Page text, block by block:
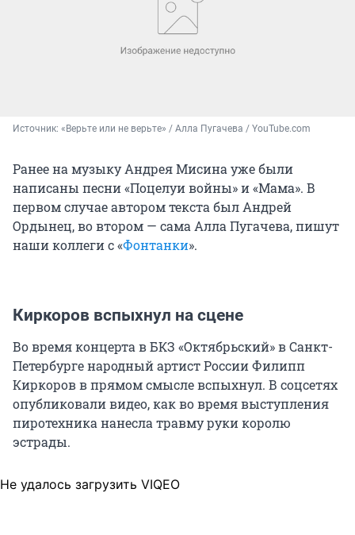
Источник: «Верьте или не верьте» / Алла Пугачева / YouTube.com
Ранее на музыку Андрея Мисина уже были
написаны песни «Поцелуи войны» и «Мама». В
первом случае автором текста был Андрей
Ордынец, во втором — сама Алла Пугачева, пишут
наши коллеги с «Фонтанки».
Киркоров вспыхнул на сцене
Во время концерта в БКЗ «Октябрьский» в Санкт-
Петербурге народный артист России Филипп
Киркоров в прямом смысле вспыхнул. В соцсетях
опубликовали видео, как во время выступления
пиротехника нанесла травму руки королю
эстрады.
Не удалось загрузить VIQEO